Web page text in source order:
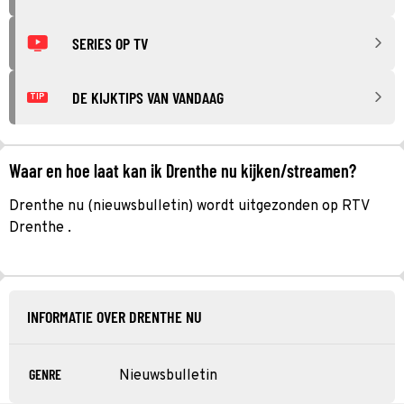
SERIES OP TV
TIP DE KIJKTIPS VAN VANDAAG
Waar en hoe laat kan ik Drenthe nu kijken/streamen?
Drenthe nu (nieuwsbulletin) wordt uitgezonden op RTV
Drenthe .
INFORMATIE OVER DRENTHE NU
GENRE Nieuwsbulletin